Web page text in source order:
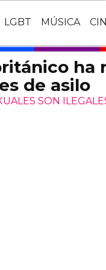
LGBT MÚSICA
ha
de asilo
SON